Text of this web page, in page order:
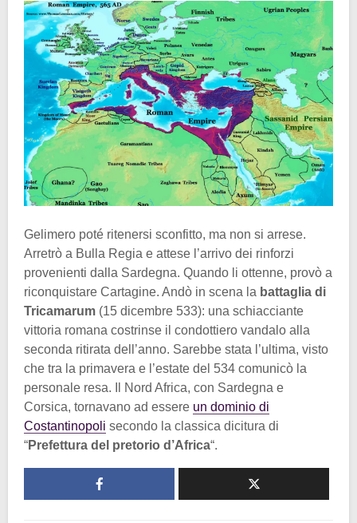
Gelimero poté ritenersi sconfitto, ma non si arrese.
Arretrò a Bulla Regia e attese l’arrivo dei rinforzi
provenienti dalla Sardegna. Quando li ottenne, provò a
riconquistare Cartagine. Andò in scena la battaglia di
Tricamarum (15 dicembre 533): una schiacciante
vittoria romana costrinse il condottiero vandalo alla
seconda ritirata dell’anno. Sarebbe stata l’ultima, visto
che tra la primavera e l’estate del 534 comunicò la
personale resa. Il Nord Africa, con Sardegna e
Corsica, tornavano ad essere un dominio di
Costantinopoli secondo la classica dicitura di
“Prefettura del pretorio d’Africa“.